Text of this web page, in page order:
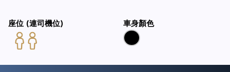
座位 (連司機位) 車身顏色